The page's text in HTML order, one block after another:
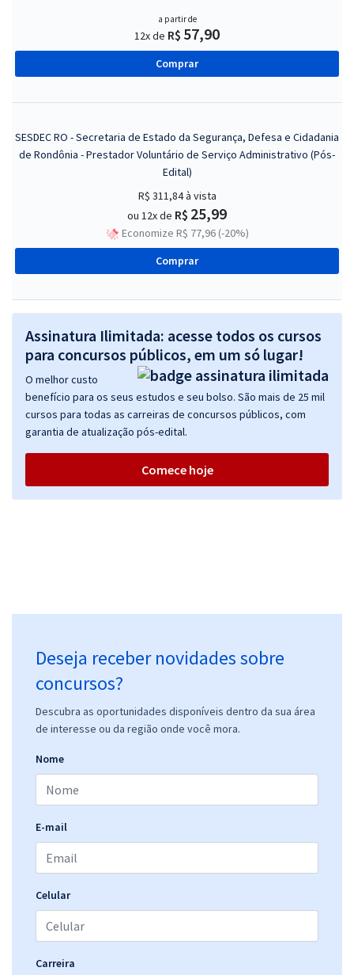
a partir de
12x de R$ 57,90
Comprar
SESDEC RO - Secretaria de Estado da Segurança, Defesa e Cidadania
de Rondônia - Prestador Voluntário de Serviço Administrativo (Pós-
Edital)
R$ 311,84à vista
ou 12x de R$ 25,99
Economize R$ 77,96 (-20%)
Comprar
Assinatura Ilimitada: acesse todos os cursos
para concursos públicos, em um só lugar!
O melhor custo
benefício para os seus estudos e seu bolso. São mais de 25 mil
cursos para todas as carreiras de concursos públicos, com
garantia de atualização pós-edital.
Comece hoje
Deseja receber novidades sobre
concursos?
Descubra as oportunidades disponíveis dentro da sua área
de interesse ou da região onde você mora.
Nome
E-mail
Celular
Carreira